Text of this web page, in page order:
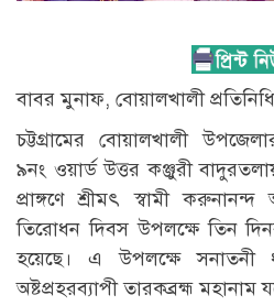
বাবর মুনাফ, বোয়ালখালী
চট্টগ্রামের বোয়ালখালী
৯নং ওয়ার্ড উত্তর কঞ্জুরী
প্রাঙ্গণে শ্রীমৎ স্বামী
তিরোধন দিবস উপলক্ষে তিন
হয়েছে। এ উপলক্ষে সনাতনী
অষ্টপ্রহরব্যাপী তারকব্রহ্ম